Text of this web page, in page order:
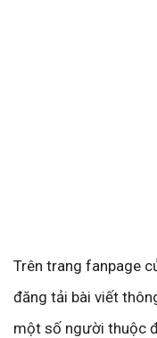
Trên trang fanpage
đăng tải bài viết
một số người thuộc